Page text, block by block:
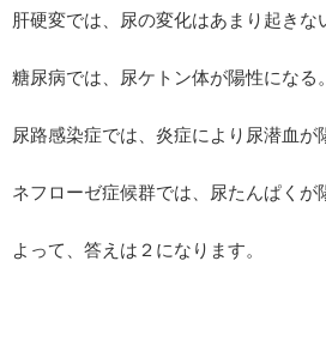
肝硬変では、尿の変化はあまり起きな
糖尿病では、尿ケトン体が陽性になる。
尿路感染症では、炎症により尿潜血が
ネフローゼ症候群では、尿たんぱくが
よって、答えは２になります。